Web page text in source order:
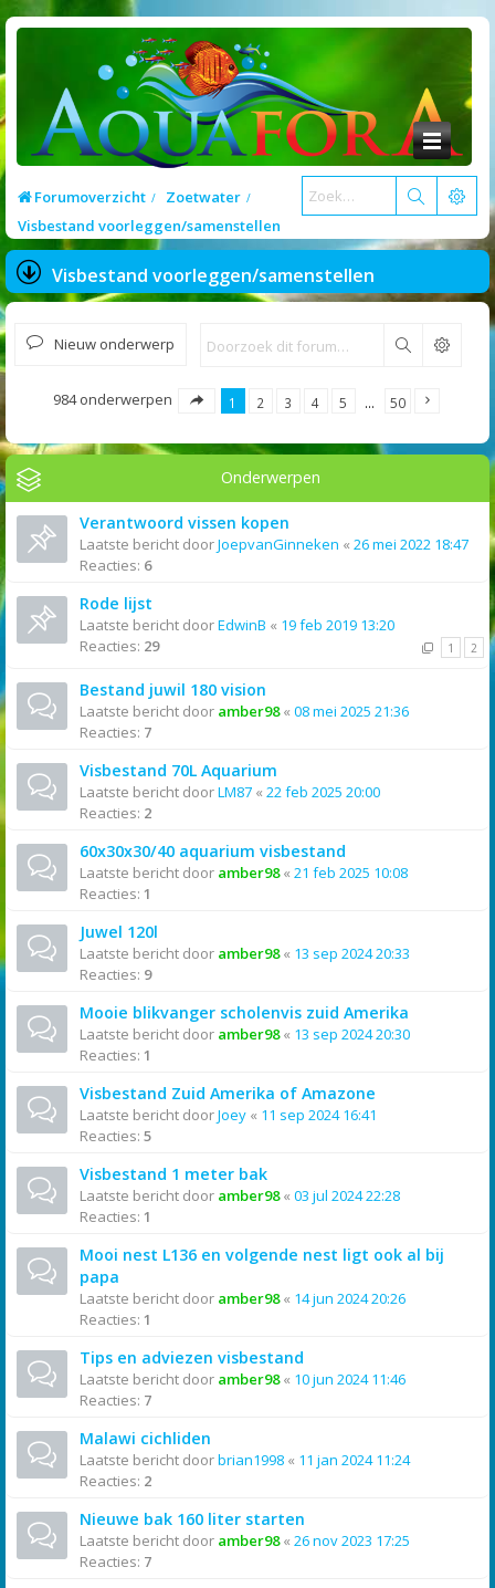
Forumoverzicht
Zoetwater
Visbestand voorleggen/samenstellen
Visbestand voorleggen/samenstellen
Nieuw onderwerp Zoek
984 onderwerpen 1 2 3 4 5 … 50
Onderwerpen
Verantwoord vissen kopen
Laatste bericht doorJoepvanGinneken « 26 mei 2022 18:47
Reacties: 6
Rode lijst
Laatste bericht doorEdwinB « 19 feb 2019 13:20
Reacties: 29 1 2
Bestand juwil 180 vision
Laatste bericht door amber98« 08 mei 2025 21:36
Reacties: 7
Visbestand 70L Aquarium
Laatste bericht doorLM87 « 22 feb 2025 20:00
Reacties: 2
60x30x30/40 aquarium visbestand
Laatste bericht door amber98« 21 feb 2025 10:08
Reacties: 1
Juwel 120l
Laatste bericht door amber98« 13 sep 2024 20:33
Reacties: 9
Mooie blikvanger scholenvis zuid Amerika
Laatste bericht door amber98« 13 sep 2024 20:30
Reacties: 1
Visbestand Zuid Amerika of Amazone
Laatste bericht doorJoey « 11 sep 2024 16:41
Reacties: 5
Visbestand 1 meter bak
Laatste bericht door amber98« 03 jul 2024 22:28
Reacties: 1
Mooi nest L136 en volgende nest ligt ook al bij
papa
Laatste bericht door amber98« 14 jun 2024 20:26
Reacties: 1
Tips en adviezen visbestand
Laatste bericht door amber98« 10 jun 2024 11:46
Reacties: 7
Malawi cichliden
Laatste bericht doorbrian1998 « 11 jan 2024 11:24
Reacties: 2
Nieuwe bak 160 liter starten
Laatste bericht door amber98« 26 nov 2023 17:25
Reacties: 7